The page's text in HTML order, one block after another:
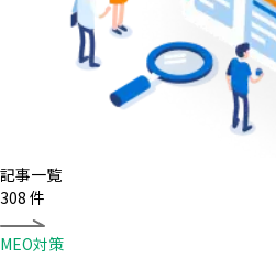
記事一覧
308 件
MEO対策